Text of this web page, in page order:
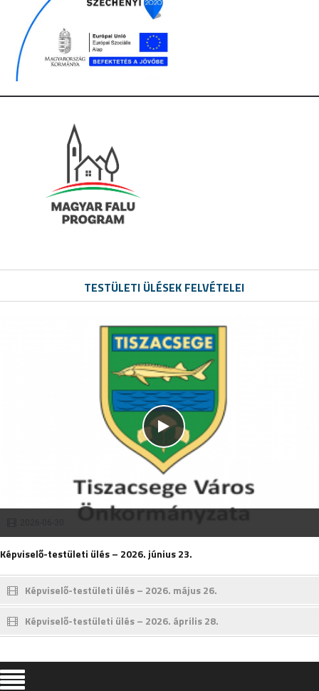
TESTÜLETI ÜLÉSEK FELVÉTELEI
Képviselő-testületi ülés – 2026. június 23.
Képviselő-testületi ülés – 2026. május 26.
Képviselő-testületi ülés – 2026. április 28.